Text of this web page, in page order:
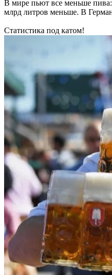
В мире пьют все меньше
млрд литров меньше. В
Статистика под катом!